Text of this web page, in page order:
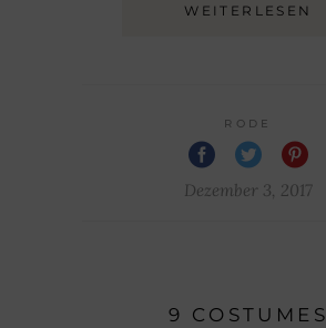
WEITERLESEN
RODE
Dezember 3, 2017
9 COSTUMES